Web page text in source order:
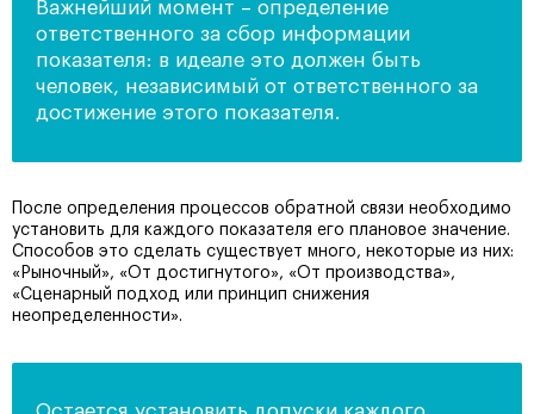
Важнейший момент – определение
ответственного за сбор информации
показателя: в идеале это должен быть
человек, независимый от ответственного за
достижение этого показателя.
После определения процессов обратной связи необходимо
установить для каждого показателя его плановое значение.
Способов это сделать существует много, некоторые из них:
«Рыночный», «От достигнутого», «От производства»,
«Сценарный подход или принцип снижения
неопределенности».